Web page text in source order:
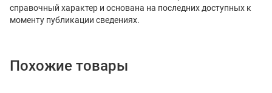
справочный характер и основана на последних доступных к
моменту публикации сведениях.
Похожие товары